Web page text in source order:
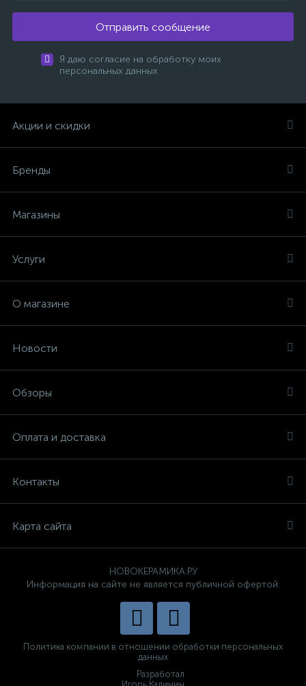
Отправить сообщение
Я даю согласие на обработку моих
персональных данных
Акции и скидки
Бренды
Магазины
Услуги
О магазине
Новости
Обзоры
Оплата и доставка
Контакты
Карта сайта
НОВОКЕРАМИКА.РУ
Информация на сайте не является публичной офертой.
Политика компании в отношении обработки персональных
данных
Разработал